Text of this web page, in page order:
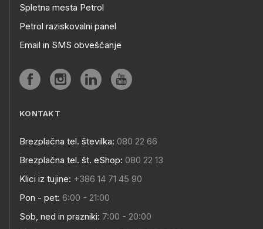
Spletna mesta Petrol
Petrol raziskovalni panel
Email in SMS obveščanje
KONTAKT
Brezplačna tel. številka: 080 22 66
Brezplačna tel. št. eShop: 080 22 13
Klici iz tujine: +386 14 71 45 90
Pon - pet: 6:00 - 21:00
Sob, ned in prazniki: 7:00 - 20:00